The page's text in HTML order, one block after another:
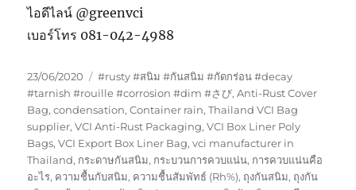
ไอดีไลน์ @greenvci
เบอร์โทร 081-042-4988
Posted
on
23/06/2020 Tags
#rusty #สนิม #กันสนิม #กัดกร่อน #decay
#tarnish #rouille #corrosion #dim #さび,Anti-Rust Cover
Bag,condensation,Container rain,Thailand VCI Bag
supplier,VCI Anti-Rust Packaging,VCI Box Liner Poly
Bags,VCI Export Box Liner Bag,vci manufacturer in
Thailand, กระดาษกันสนิม, กระบวนการควบแน่น, การควบแน่นคือ
อะไร, ความชื้นกับสนิม, ความชื้นสัมพัทธ์ (Rh%), ถุงกันสนิม, ถุงกัน